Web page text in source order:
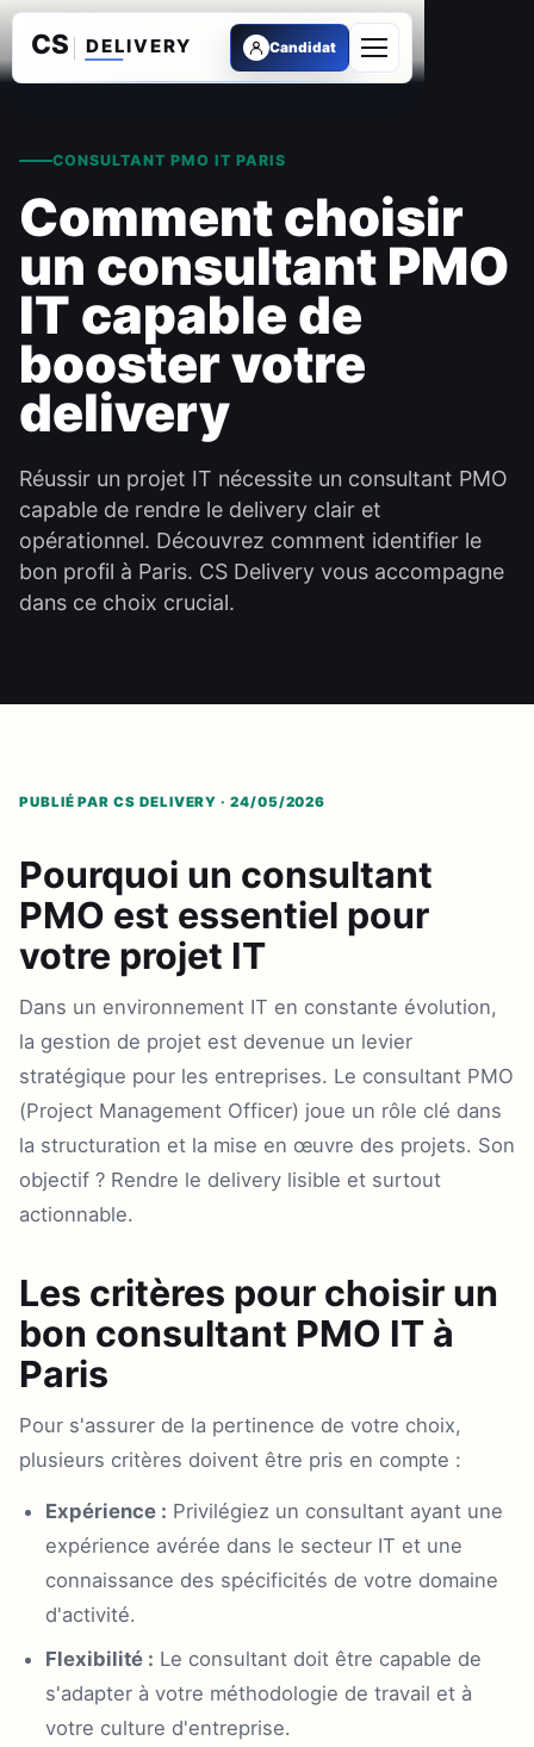
Candidat
Ouvrir le menu
CONSULTANT PMO IT PARIS
Comment choisir
un consultant PMO
IT capable de
booster votre
delivery
Réussir un projet IT nécessite un consultant PMO
capable de rendre le delivery clair et
opérationnel. Découvrez comment identifier le
bon profil à Paris. CS Delivery vous accompagne
dans ce choix crucial.
PUBLIÉ PAR CS DELIVERY · 24/05/2026
Pourquoi un consultant
PMO est essentiel pour
votre projet IT
Dans un environnement IT en constante évolution,
la gestion de projet est devenue un levier
stratégique pour les entreprises. Le consultant PMO
(Project Management Officer) joue un rôle clé dans
la structuration et la mise en œuvre des projets. Son
objectif ? Rendre le delivery lisible et surtout
actionnable.
Les critères pour choisir un
bon consultant PMO IT à
Paris
Pour s'assurer de la pertinence de votre choix,
plusieurs critères doivent être pris en compte :
Expérience : Privilégiez un consultant ayant une
expérience avérée dans le secteur IT et une
connaissance des spécificités de votre domaine
d'activité.
Flexibilité : Le consultant doit être capable de
s'adapter à votre méthodologie de travail et à
votre culture d'entreprise.